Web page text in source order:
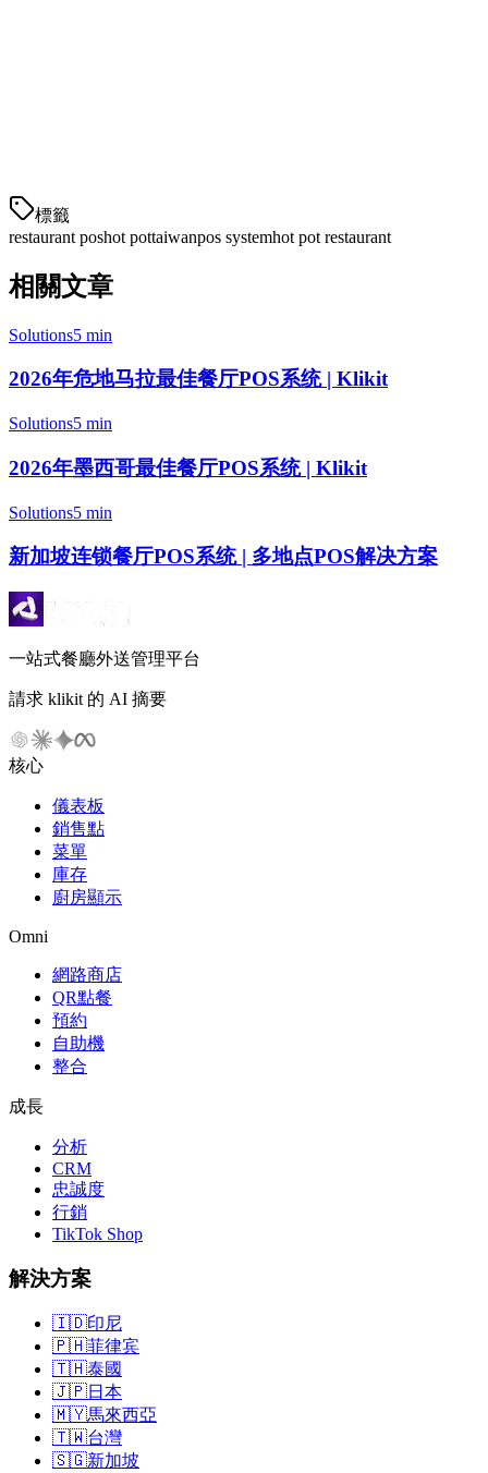
標籤
restaurant poshot pottaiwanpos systemhot pot restaurant
相關文章
Solutions5 min
2026年危地马拉最佳餐厅POS系统 | Klikit
Solutions5 min
2026年墨西哥最佳餐厅POS系统 | Klikit
Solutions5 min
新加坡连锁餐厅POS系统 | 多地点POS解决方案
一站式餐廳外送管理平台
請求 klikit 的 AI 摘要
核心
儀表板
銷售點
菜單
庫存
廚房顯示
Omni
網路商店
QR點餐
預約
自助機
整合
成長
分析
CRM
忠誠度
行銷
TikTok Shop
解決方案
🇮🇩印尼
🇵🇭菲律宾
🇹🇭泰國
🇯🇵日本
🇲🇾馬來西亞
🇹🇼台灣
🇸🇬新加坡